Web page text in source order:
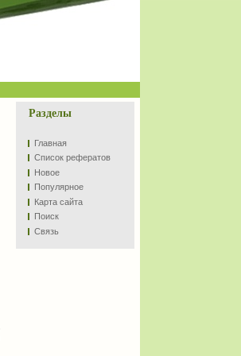
Разделы
Главная
Список рефератов
Новое
Популярное
Карта сайта
Поиск
Связь